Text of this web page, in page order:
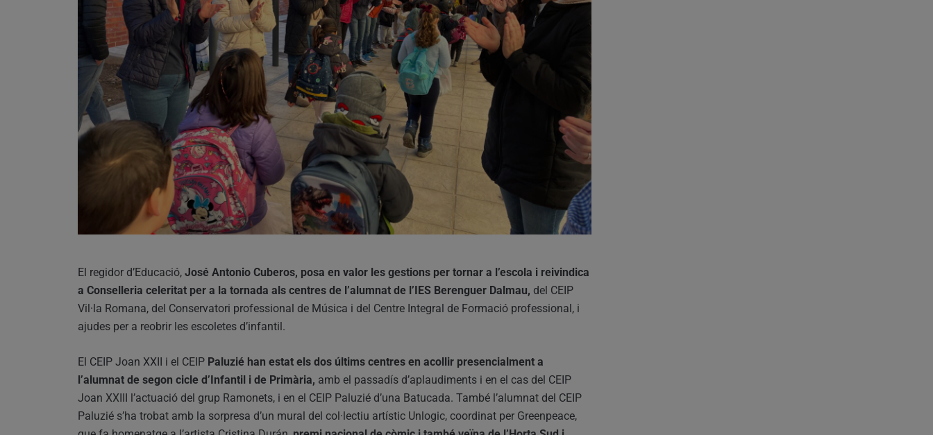
El regidor d’Educació, José Antonio Cuberos, posa en valor les gestions per tornar a l’escola i reivindica
a Conselleria celeritat per a la tornada als centres de l’alumnat de l’IES Berenguer Dalmau, del CEIP
Vil·la Romana, del Conservatori professional de Música i del Centre Integral de Formació professional, i
ajudes per a reobrir les escoletes d’infantil.
El CEIP Joan XXII i el CEIP Paluzié han estat els dos últims centres en acollir presencialment a
l’alumnat de segon cicle d’Infantil i de Primària, amb el passadís d’aplaudiments i en el cas del CEIP
Joan XXIII l’actuació del grup Ramonets, i en el CEIP Paluzié d’una Batucada. També l’alumnat del CEIP
Paluzié s’ha trobat amb la sorpresa d’un mural del col·lectiu artístic Unlogic, coordinat per Greenpeace,